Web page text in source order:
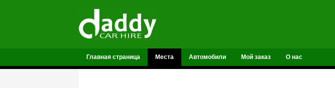
Главная страница Места Автомобили Мой заказ О нас